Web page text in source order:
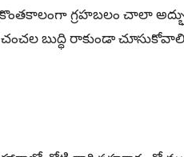
గ్రహబలం చాలా
బుద్ధి రాకుండా